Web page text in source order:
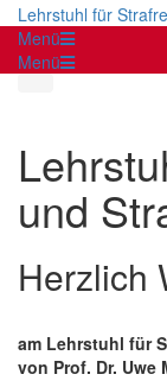
Lehrstuhl für
Menü
Menü
und
Herzlich
am Lehrstuhl für
von Prof. Dr. Uwe